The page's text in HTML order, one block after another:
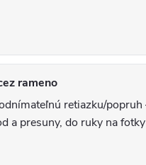
rameno
retiazku/popruh
a presuny, do ruky na